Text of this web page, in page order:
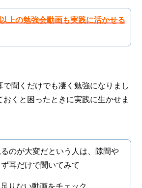
上の勉強会動画も実践に活かせる
で聞くだけでも凄く勉強になりまし
おくと困ったときに実践に生かせま
のが大変だという人は、隙間や
耳だけで聞いてみて